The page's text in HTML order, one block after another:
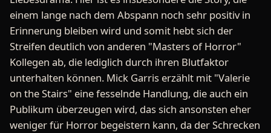
einem lange nach dem Abspann noch sehr positiv in
Erinnerung bleiben wird und somit hebt sich der
Streifen deutlich von anderen "Masters of Horror"
Kollegen ab, die lediglich durch ihren Blutfaktor
unterhalten können. Mick Garris erzählt mit "Valerie
on the Stairs" eine fesselnde Handlung, die auch ein
Publikum überzeugen wird, das sich ansonsten eher
weniger für Horror begeistern kann, da der Schrecken